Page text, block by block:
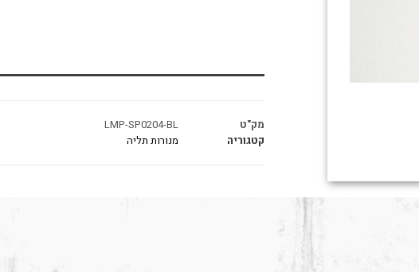
מק"ט
LMP-SP0204-BL
קטגוריה
מנורות תליה